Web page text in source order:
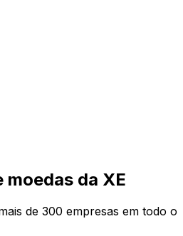
moedas da XE
de 300 empresas em todo o